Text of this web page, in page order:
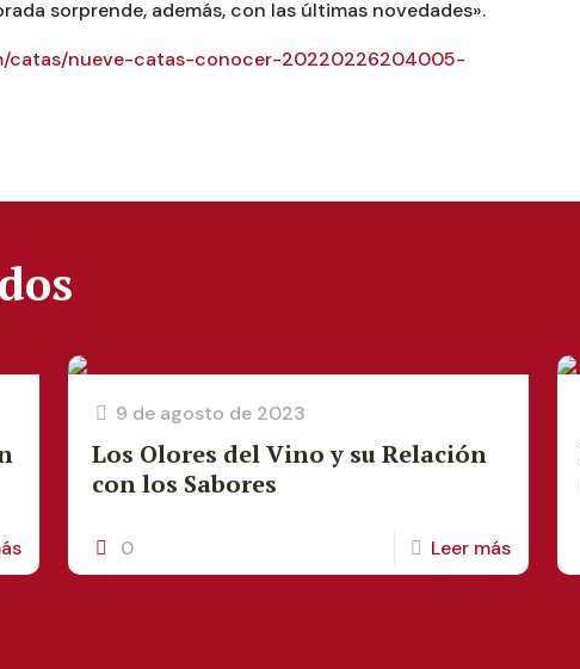
sorprende, además, con las últimas novedades».
catas/nueve-catas-conocer-20220226204005-
9 de agosto de 2023
Los Olores del Vino y su Relación
con los Sabores
0 Leer más